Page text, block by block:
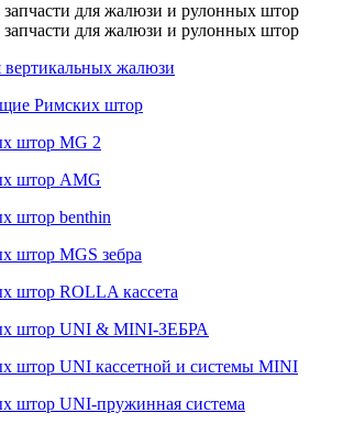
для жалюзи и рулонных штор
для жалюзи и рулонных штор
вертикальных жалюзи
Римских штор
штор MG 2
штор AMG
штор benthin
штор MGS зебра
штор ROLLA кассета
штор UNI & MINI-ЗЕБРА
штор UNI кассетной и системы MINI
штор UNI-пружинная система